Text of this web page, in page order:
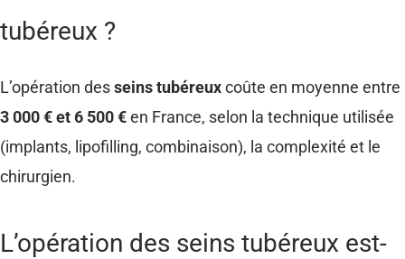
tubéreux ?
L’opération desseins tubéreuxcoûte en moyenne entre
3 000 € et 6 500 €en France, selon la technique utilisée
(implants, lipofilling, combinaison), la complexité et le
chirurgien.
L’opération des seins tubéreux est-